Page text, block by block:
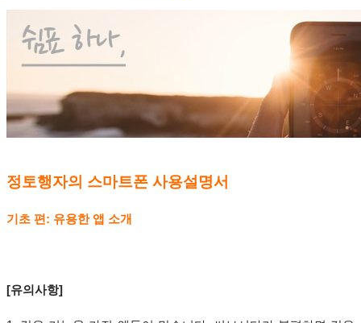
정토행자의 스마트폰 사용설명서
기초 편 : 유용한 앱 소개
[유의사항]